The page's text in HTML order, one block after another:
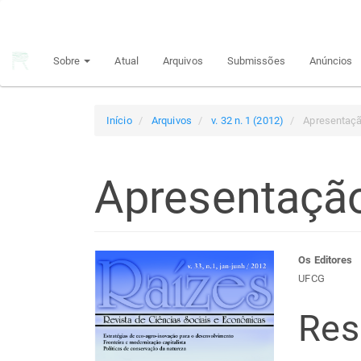
principal
Sobre Atual Arquivos Submissões Anúncios
Início Arquivos v. 32 n. 1 (2012)
Barra
lateral
de
do
Os Editores
UFCG